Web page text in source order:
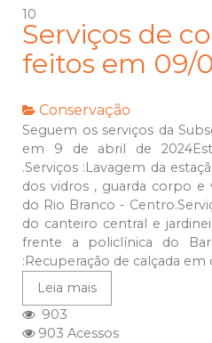
10
Serviços de
feitos em 09/
Conservação
Seguem os serviços da
em 9 de abril de
.Serviços :Lavagem da
dos vidros , guarda corpo e
do Rio Branco -
do canteiro central e
frente a policlínica do
:Recuperação de calçada em
Leia mais
903
903 Acessos